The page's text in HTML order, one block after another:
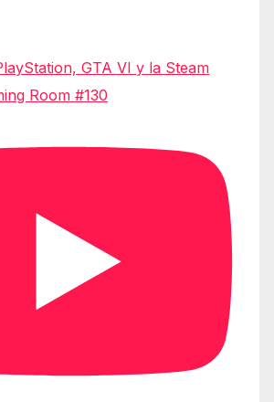
GTA VI y la Steam
Room #130